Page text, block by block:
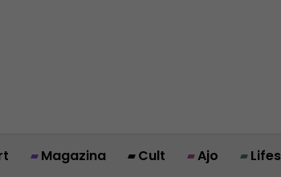
Magazina Cult Ajo